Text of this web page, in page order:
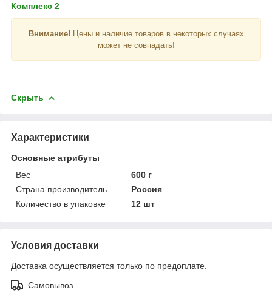
Комплекс 2
Внимание! Цены и наличие товаров в некоторых случаях
может не совпадать!
Скрыть
Характеристики
Основные атрибуты
Вес
600 г
Страна производитель
Россия
Количество в упаковке
12 шт
Условия доставки
Доставка осуществляется только по предоплате.
Самовывоз